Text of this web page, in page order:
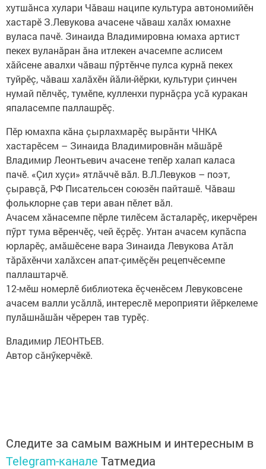
хутшăнса хулари Чăваш наципе культура автономийӗн
хастарӗ З.Левукова ачасене чăваш халăх юмахне
вуласа пачӗ. Зинаида Владимировна юмаха артист
пекех вуланăран ăна итлекен ачасемпе аслисем
хăйсене авалхи чăваш пӳртӗнче пулса курнă пекех
туйрӗç, чăваш халăхӗн йăли-йӗрки, культури çинчен
нумай пӗлчӗç, тумӗпе, кулленхи пурнăçра усă куракан
япаласемпе паллашрӗç.
Пӗр юмахпа кăна çырлахмарӗç вырăнти ЧНКА
хастарӗсем – Зинаида Владимировнăн мăшăрӗ
Владимир Леонтьевич ачасене тепӗр халап каласа
пачӗ. «Çил хуçи» ятлăччӗ вăл. В.Л.Левуков – поэт,
çыравçă, РФ Писательсен союзӗн пайташӗ. Чăваш
фольклорне çав тери аван пӗлет​ вăл.
Ачасем хăнасемпе пӗрле тилӗсем ăсталарӗç, икерчӗрен
пӳрт тума вӗренчӗç, чей ӗçрӗç. Унтан ачасем купăспа
юрларӗç, амăшӗсене вара Зинаида Левукова Атăл
тăрăхӗнчи халăхсен апат-çимӗçӗн рецепчӗсемпе
паллаштарчӗ.
12-мӗш номерлӗ библиотека ӗçченӗсем Левуковсене
ачасем валли усăллă, интереслӗ мероприяти йӗркелеме
пулăшнăшăн чӗререн тав турӗç.
Владимир ЛЕОНТЬЕВ.
Автор сăнӳкерчӗкӗ.
Следите за самым важным и интересным в
Telegram-канале Татмедиа